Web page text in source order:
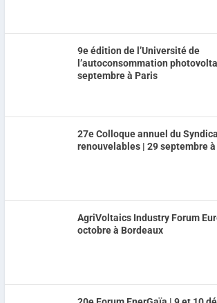
9e édition de l’Université de
l’autoconsommation
septembre à Paris
27e Colloque annuel du
renouvelables | 29 septembre
AgriVoltaics Industry Forum
octobre à Bordeaux